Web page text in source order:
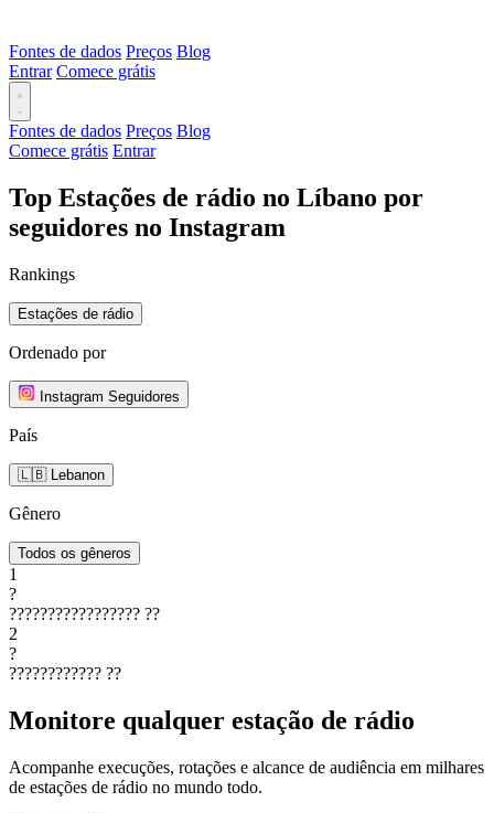
Fontes de dados Preços Blog
Entrar Comece grátis
Fontes de dados Preços Blog
Comece grátis Entrar
Top Estações de rádio no Líbano por
seguidores no Instagram
Rankings
Estações de rádio
Ordenado por
Instagram Seguidores
País
🇱🇧 Lebanon
Gênero
Todos os gêneros
1
?
????????????????? ??
2
?
???????????? ??
Monitore qualquer estação de rádio
Acompanhe execuções, rotações e alcance de audiência em milhares
de estações de rádio no mundo todo.